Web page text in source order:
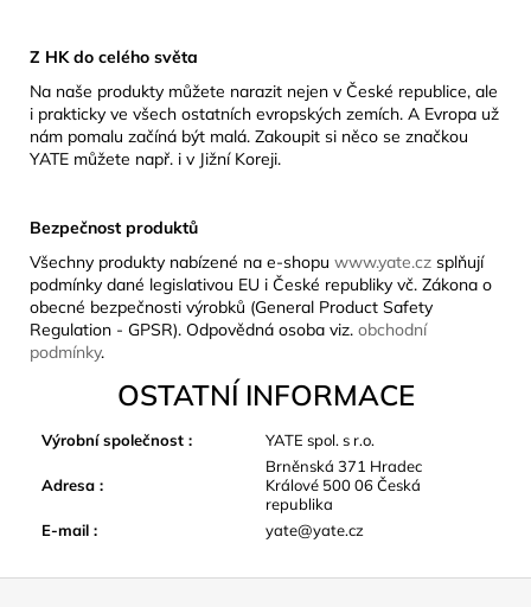
Z HK do celého světa
Na naše produkty můžete narazit nejen v České republice, ale
i prakticky ve všech ostatních evropských zemích. A Evropa už
nám pomalu začíná být malá. Zakoupit si něco se značkou
YATE můžete např. i v Jižní Koreji.
Bezpečnost produktů
Všechny produkty nabízené na e-shopu www.yate.cz splňují
podmínky dané legislativou EU i České republiky vč. Zákona o
obecné bezpečnosti výrobků (General Product Safety
Regulation - GPSR). Odpovědná osoba viz. obchodní
podmínky.
OSTATNÍ INFORMACE
Výrobní společnost : YATE spol. s r.o.
Adresa :
Brněnská 371 Hradec
Králové 500 06 Česká
republika
E-mail : yate@yate.cz